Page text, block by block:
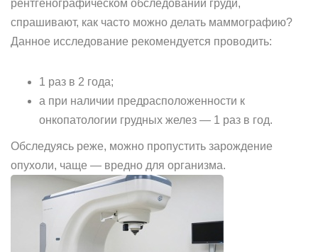
рентгенографическом обследовании груди,
спрашивают, как часто можно делать маммографию?
Данное исследование рекомендуется проводить:
1 раз в 2 года;
а при наличии предрасположенности к
онкопатологии грудных желез — 1 раз в год.
Обследуясь реже, можно пропустить зарождение
опухоли, чаще — вредно для организма.